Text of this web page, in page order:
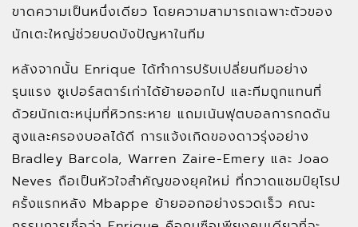
ขาดความเป็นหนึ่งเดียว โดยความสามารถเฉพาะตัวของ
นักเตะใหญ่ช่วยบดบังปัญหาในทีม
หลังจากนั้น Enrique ได้ทำการปรับเปลี่ยนทีมอย่าง
รุนแรง ซูเปอร์สตาร์เก่าได้ย้ายออกไป และทีมถูกแทนที่
ด้วยนักเตะหนุ่มที่หิวกระหาย แถมเน้นฟุตบอลการกดดัน
สูงและครองบอลได้ดี การแจ้งเกิดของดาวรุ่งอย่าง
Bradley Barcola, Warren Zaire-Emery และ Joao
Neves ถือเป็นหัวใจสำคัญของยุคใหม่ ที่กวาดแชมป์ยุโรป
ครั้งแรกหลัง Mbappe ย้ายออกอย่างรวดเร็ว คณะ